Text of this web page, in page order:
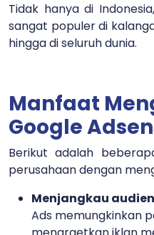
Tidak hanya di
sangat populer di
hingga di seluruh dunia.
Manfaat
Google
Berikut adalah
perusahaan dengan
Menjangkau
Ads memungkinkan